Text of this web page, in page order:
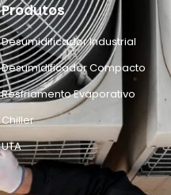
Produtos
Desumidificador Industrial
Desumidificador Compacto
Resfriamento Evaporativo
Chiller
UTA